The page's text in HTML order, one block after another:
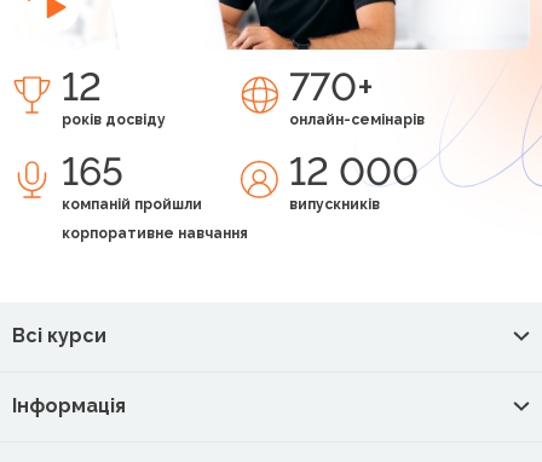
12
років досвіду
770+
онлайн-семінарів
165
компаній пройшли
корпоративне навчання
12 000
випускників
Всі курси
Інформація